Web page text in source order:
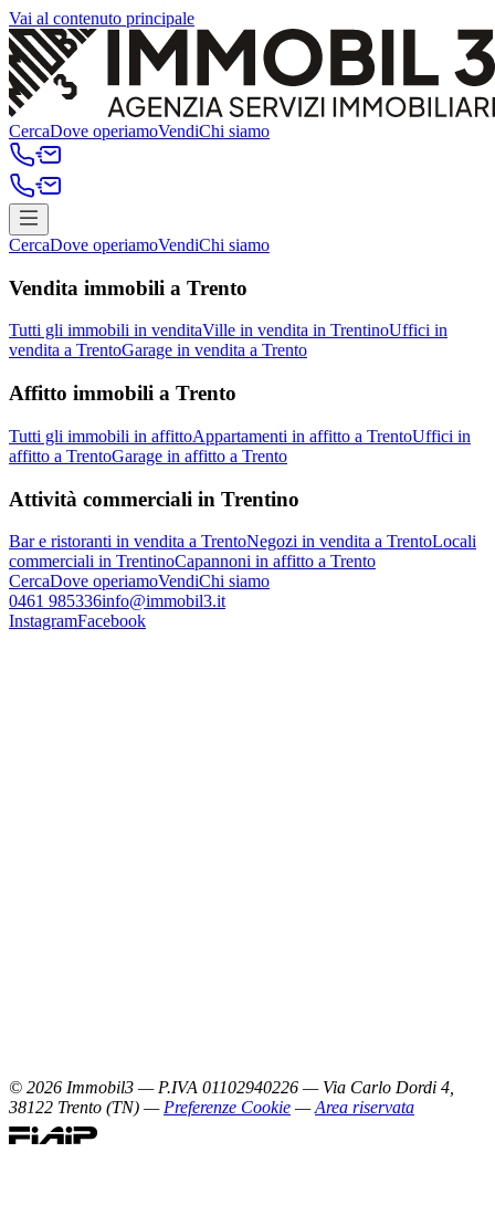
Vai al contenuto principale
CercaDove operiamoVendiChi siamo
CercaDove operiamoVendiChi siamo
Vendita immobili a Trento
Tutti gli immobili in venditaVille in vendita in TrentinoUffici in
vendita a TrentoGarage in vendita a Trento
Affitto immobili a Trento
Tutti gli immobili in affittoAppartamenti in affitto a TrentoUffici in
affitto a TrentoGarage in affitto a Trento
Attività commerciali in Trentino
Bar e ristoranti in vendita a TrentoNegozi in vendita a TrentoLocali
commerciali in TrentinoCapannoni in affitto a Trento
CercaDove operiamoVendiChi siamo
0461 985336info@immobil3.it
InstagramFacebook
© 2026 Immobil3 — P.IVA 01102940226 — Via Carlo Dordi 4,
38122 Trento (TN) — Preferenze Cookie — Area riservata